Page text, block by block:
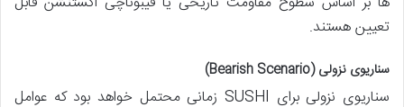
تعیین هستند.
سناریوی نزولی (Bearish Scenario)
سناریوی نزولی برای SUSHI زمانی محتمل خواهد بود که عوامل